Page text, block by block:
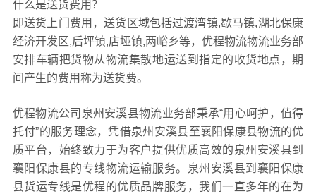
什么是送货费用？
即送货上门费用，送货区域包括过渡湾镇,歇马镇,湖北保康
经济开发区,后坪镇,店垭镇,两峪乡等，优程物流物流业务部
安排车辆把货物从物流集散地运送到指定的收货地点，期
间产生的费用称为送货费。
优程物流公司泉州安溪县物流业务部秉承“用心呵护，值得
托付”的服务理念，凭借泉州安溪县至襄阳保康县物流的优
质平台，始终致力于为客户提供优质高效的泉州安溪县到
襄阳保康县的专线物流运输服务。泉州安溪县到襄阳保康
县货运专线是优程的优质品牌服务，我们一直多年的在为